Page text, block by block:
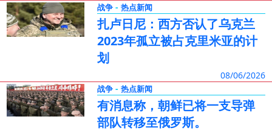
战争- 热点新闻
扎卢日尼：西方否认了乌克兰
2023年孤立被占克里米亚的计
划
08/06/2026
战争- 热点新闻
有消息称，朝鲜已将一支导弹
部队转移至俄罗斯。